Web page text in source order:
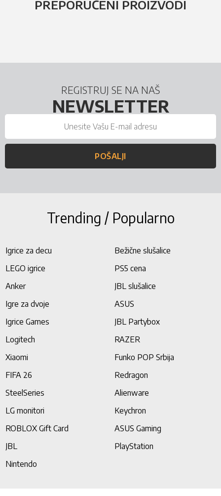
PREPORUČENI PROIZVODI
REGISTRUJ SE NA NAŠ
NEWSLETTER
POŠALJI
Trending / Popularno
Igrice za decu
Bežične slušalice
LEGO igrice
PS5 cena
Anker
JBL slušalice
Igre za dvoje
ASUS
Igrice Games
JBL Partybox
Logitech
RAZER
Xiaomi
Funko POP Srbija
FIFA 26
Redragon
SteelSeries
Alienware
LG monitori
Keychron
ROBLOX Gift Card
ASUS Gaming
JBL
PlayStation
Nintendo